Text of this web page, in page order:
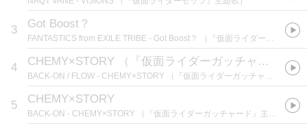
3 Got Boost？
FANTASTICS from EXILE TRIBE - Got Boost？ （『仮面ライダーガヴ』主題歌）
4 CHEMY×STORY （『仮面ライダーガッチャード』主題歌）
BACK-ON / FLOW - CHEMY×STORY （『仮面ライダーガッチャード』主題歌）
5 CHEMY×STORY
BACK-ON - CHEMY×STORY （『仮面ライダーガッチャード』主題歌）